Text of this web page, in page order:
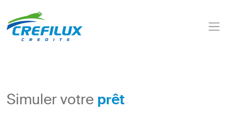
Simuler votreprêt